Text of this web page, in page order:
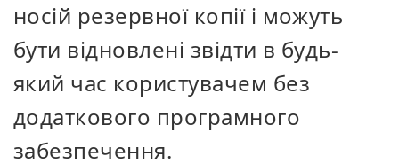
носій резервної копії і можуть
бути відновлені звідти в будь-
який час користувачем без
додаткового програмного
забезпечення.